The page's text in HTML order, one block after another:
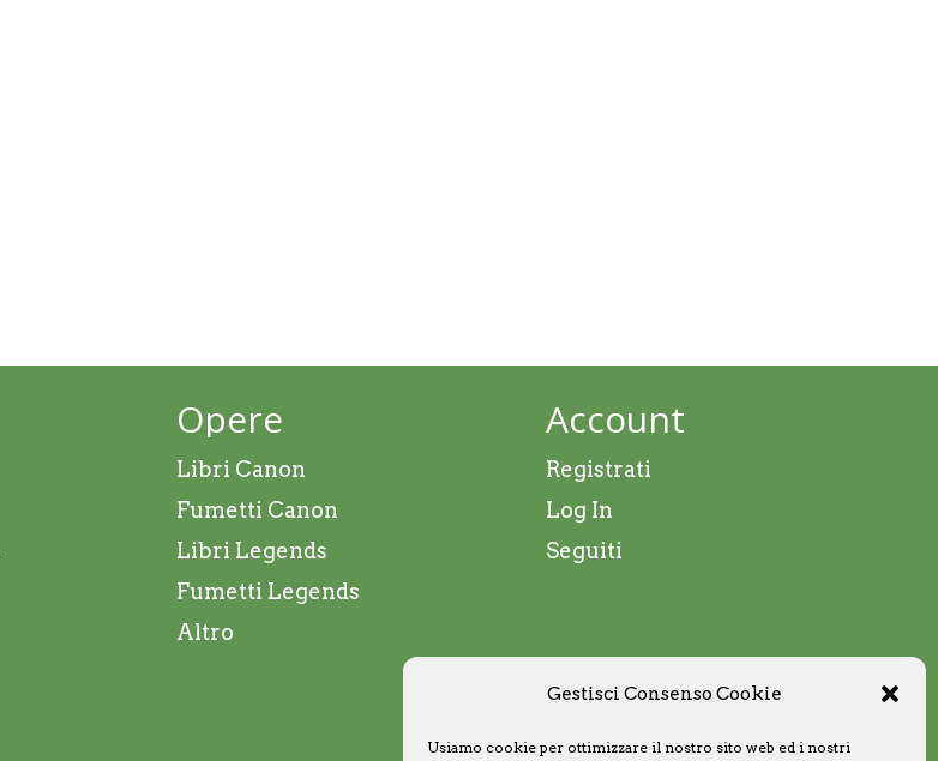
Gestisci Consenso Cookie
Usiamo cookie per ottimizzare il nostro sito web ed i nostri
Opere
Libri Canon
Fumetti Canon
Libri Legends
Fumetti Legends
Altro
Account
Registrati
Log In
Seguiti